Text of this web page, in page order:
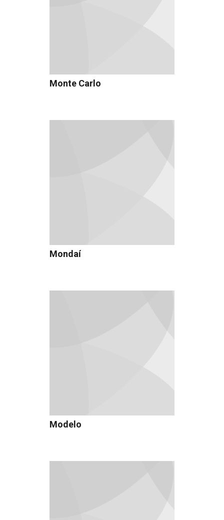
Monte Carlo
Mondaí
Modelo